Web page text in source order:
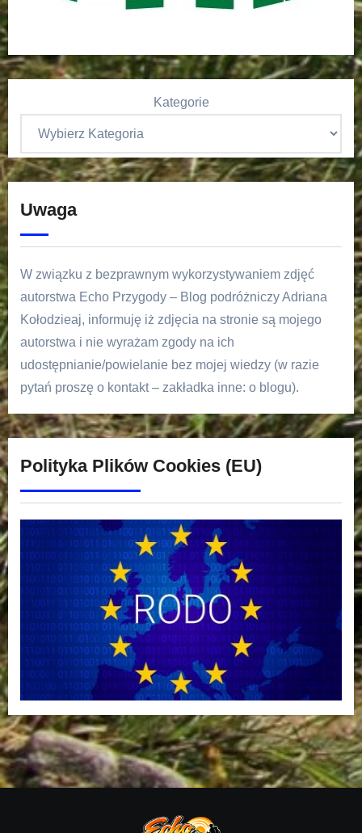
Kategorie
Uwaga
W związku z bezprawnym wykorzystywaniem zdjęć
autorstwa Echo Przygody – Blog podróżniczy Adriana
Kołodzieaj, informuję iż zdjęcia na stronie są mojego
autorstwa i nie wyrażam zgody na ich
udostępnianie/powielanie bez mojej wiedzy (w razie
pytań proszę o kontakt – zakładka inne: o blogu).
Polityka Plików Cookies (EU)